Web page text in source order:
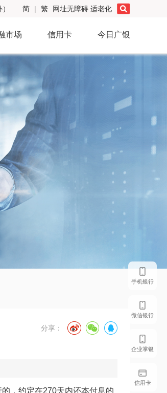
简 | 繁 网址无障碍 适老化
市场 信用卡 今日广银
手机银行
微信银行
企业掌银
信用卡
分享：
，约定在270天内还本付息的